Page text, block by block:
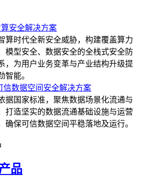
安全解决方案
算时代全新安全威胁，构建覆盖算力
模型安全、数据安全的全栈式安全防
，为用户业务变革与产业结构升级提
智能。
信数据空间安全解决方案
据国家标准，聚焦数据场景化流通与
打造坚实的数据流通基础设施与运营
确保可信数据空间平稳落地及运行。
品